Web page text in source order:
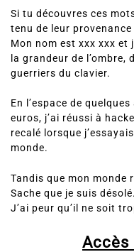
Si tu découvres ces
tenu de leur
Mon nom est xxx xxx et
la grandeur de l’ombre,
guerriers du clavier.
En l’espace de
euros, j’ai réussi à
recalé lorsque
monde.
Tandis que mon monde
Sache que je suis désolé.
J’ai peur qu’il ne soit
Accès